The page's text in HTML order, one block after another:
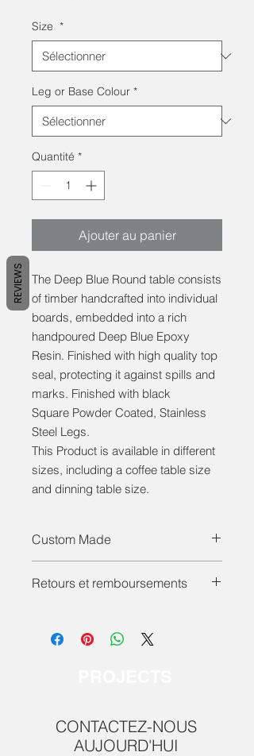
Size *
Leg or Base Colour *
Quantité *
Ajouter au panier
The Deep Blue Round table consists
of timber handcrafted into individual
boards, embedded into a rich
handpoured Deep Blue Epoxy
Resin. Finished with high quality top
seal, protecting it against spills and
marks. Finished with black
Square Powder Coated, Stainless
Steel Legs.
This Product is available in different
sizes, including a coffee table size
and dinning table size.
Custom Made
peu différent? Contactez-nous dès
personnalisée.
Retours et remboursements
mesure et ne peuvent pas être
retournées. Nous demandons à
CONTACTEZ-NOUS
AUJOURD'HUI
REVIEWS